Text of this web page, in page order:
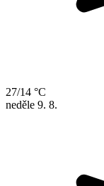
27/14 °C
neděle 9. 8.